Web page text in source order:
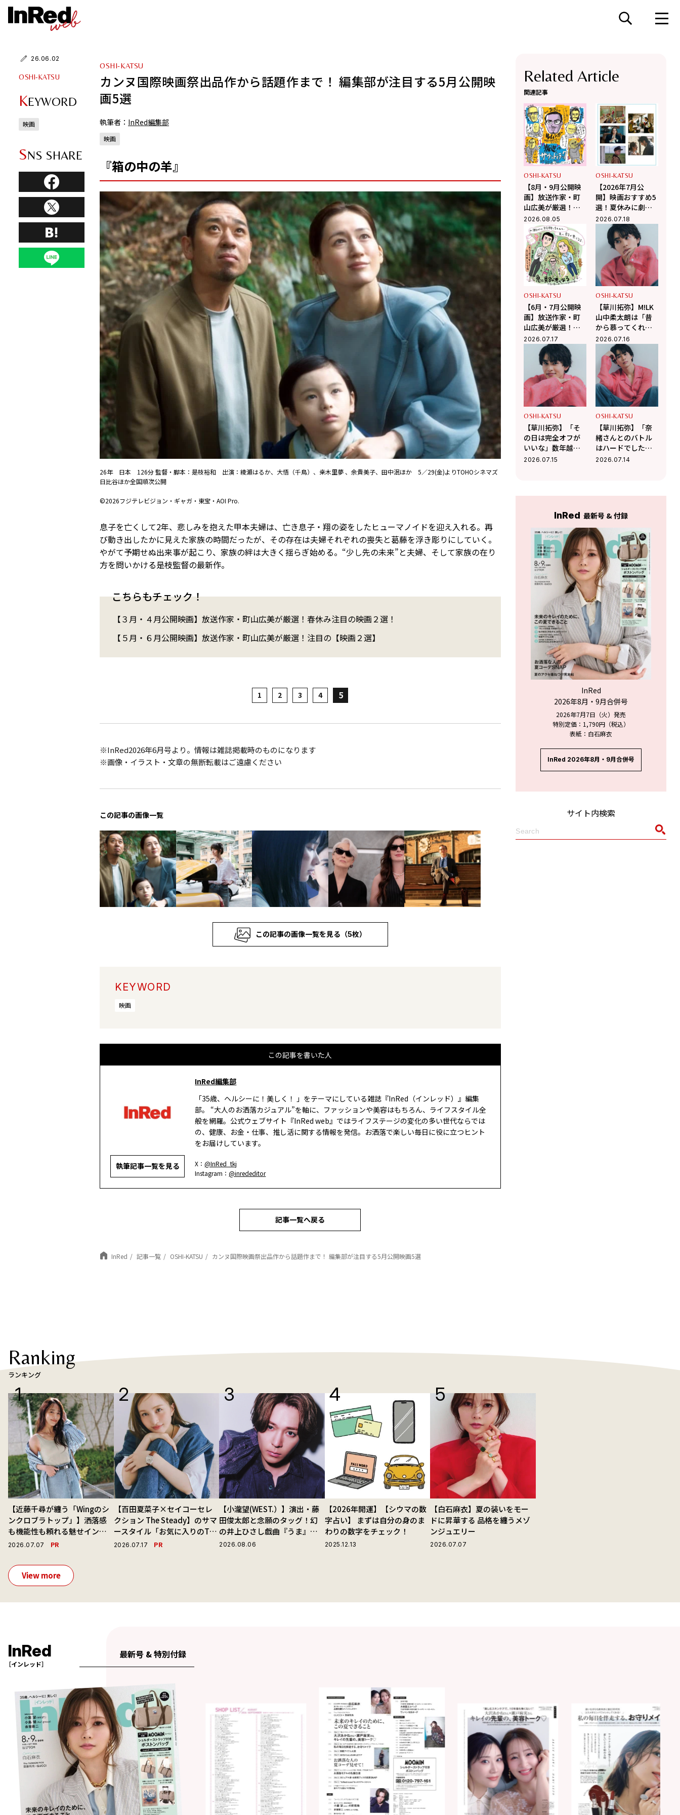
OSHI-KATSU
カンヌ国際映画祭出品作から話題作まで！ 編集部が注目する5月公開映
画5選
執筆者： InRed編集部
映画
『箱の中の羊』
26年 日本 126分 監督・脚本：是枝裕和 出演：綾瀬はるか、大悟（千鳥）、桒木里夢 、余貴美子、田中泯ほか 5／29(金)よりTOHOシネマズ
日比谷ほか全国順次公開
©2026フジテレビジョン・ギャガ・東宝・AOI Pro.
息子を亡くして2年、悲しみを抱えた甲本夫婦は、亡き息子・翔の姿をしたヒューマノイドを迎え入れる。再
び動き出したかに見えた家族の時間だったが、その存在は夫婦それぞれの喪失と葛藤を浮き彫りにしていく。
やがて予期せぬ出来事が起こり、家族の絆は大きく揺らぎ始める。“少し先の未来”と夫婦、そして家族の在り
方を問いかける是枝監督の最新作。
こちらもチェック！
【３月・４月公開映画】放送作家・町山広美が厳選！春休み注目の映画２選！
【５月・６月公開映画】放送作家・町山広美が厳選！注目の【映画２選】
1 2 3 4 5
※InRed2026年6月号より。情報は雑誌掲載時のものになります
※画像・イラスト・文章の無断転載はご遠慮ください
この記事の画像一覧
この記事の画像一覧を見る（5枚）
KEYWORD
映画
この記事を書いた人
執筆記事一覧を見る
InRed編集部
「35歳、ヘルシーに！美しく！ 」をテーマにしている雑誌『InRed（インレッド）』編集
部。 “大人のお洒落カジュアル”を軸に、ファッションや美容はもちろん、ライフスタイル全
般を網羅。公式ウェブサイト『InRed web』ではライフステージの変化の多い世代ならでは
の、健康、お金・仕事、推し活に関する情報を発信。お洒落で楽しい毎日に役に立つヒント
をお届けしています。
X：@InRed_tkj
Instagram：@inrededitor
記事一覧へ戻る
InRed 記事一覧 OSHI-KATSU カンヌ国際映画祭出品作から話題作まで！ 編集部が注目する5月公開映画5選
26.06.02
OSHI-KATSU
KEYWORD
映画
SNS SHARE
Related Article
関連記事
OSHI-KATSU
【8月・9月公開映
画】放送作家・町
山広美が厳選！夏
休み観たい映画2選
2026.08.05
OSHI-KATSU
【2026年7月公
開】映画おすすめ5
選！夏休みに劇場
で観るべき話題作
2026.07.18
OSHI-KATSU
【6月・7月公開映
画】放送作家・町
山広美が厳選！こ
の夏観たい映画2選
2026.07.17
OSHI-KATSU
【草川拓弥】M!LK
山中柔太朗は「昔
から慕ってくれて
うれしい」Da-iCE
和田颯とは古着屋
へ！華麗な交友関
係に迫る
2026.07.16
OSHI-KATSU
【草川拓弥】「そ
の日は完全オフが
いいな」数年越し
に願う“超特急メン
2026.07.15
OSHI-KATSU
【草川拓弥】「奈
緒さんとのバトル
はハードでした
（笑）」映画出演
2026.07.14
InRed 最新号 & 付録
InRed
2026年8月・9月合併号
2026年7月7日（火）発売
特別定価：1,790円（税込）
表紙：白石麻衣
InRed 2026年8月・9月合併号
サイト内検索
Ranking
ランキング
【近藤千尋が纏う「Wingのシ
ンクロブラトップ」】洒落感
も機能性も頼れる魅せインナ
ーで毎日を心地よくアプデ！
2026.07.07 PR
【百田夏菜子×セイコーセレ
クション The Steady】のサマ
ースタイル「お気に入りのTシ
ャツと最高の時計と。」
2026.07.17 PR
【小瀧望(WEST.）】演出・藤
田俊太郎と念願のタッグ！幻
の井上ひさし戯曲『うま』で
演じる“爽快な悪人”の魅力と
2026.08.06
【2026年開運】【シウマの数
字占い】 まずは自分の身のま
わりの数字をチェック！
2025.12.13
【白石麻衣】夏の装いをモー
ドに昇華する 品格を纏うメゾ
ンジュエリー
2026.07.07
View more
InRed
［インレッド］
最新号 & 特別付録